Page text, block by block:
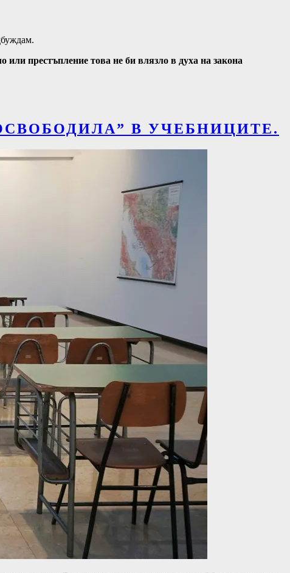
или престъпление това не би влязло в духа на закона
В УЧЕБНИЦИТЕ.